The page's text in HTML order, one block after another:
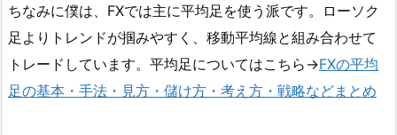
ちなみに僕は、FXでは主に平均足を使う派です。ローソク
足よりトレンドが掴みやすく、移動平均線と組み合わせて
トレードしています。平均足についてはこちら→FXの平均
足の基本・手法・見方・儲け方・考え方・戦略などまとめ